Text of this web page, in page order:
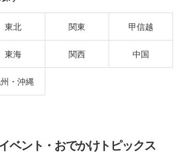
東北 関東 甲信越
東海 関西 中国
・沖縄
ベント・おでかけトピックス